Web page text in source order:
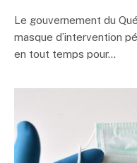
Le gouvernement du
masque d’intervention
en tout temps pour…